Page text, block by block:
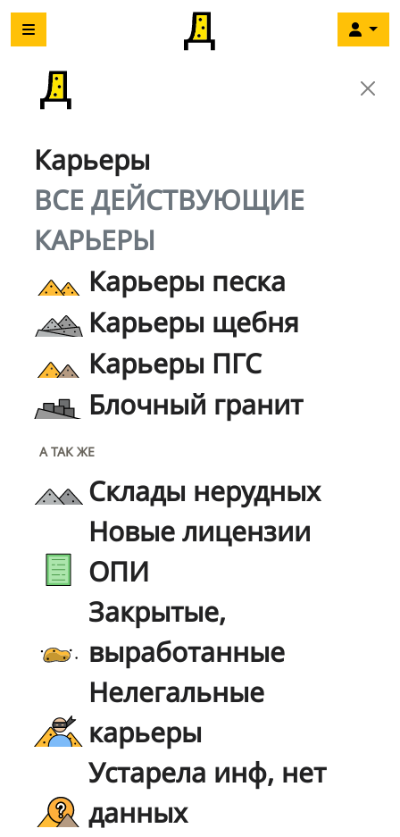
Карьеры
ВСЕ ДЕЙСТВУЮЩИЕ
КАРЬЕРЫ
Карьеры песка
Карьеры щебня
Карьеры ПГС
Блочный гранит
А ТАК ЖЕ
Склады нерудных
Новые лицензии
ОПИ
Закрытые,
выработанные
Нелегальные
карьеры
Устарела инф, нет
данных